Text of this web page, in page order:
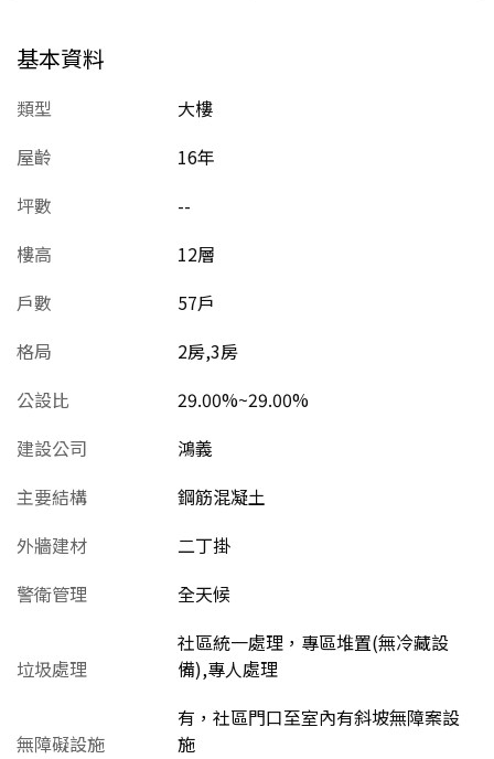
基本資料
類型
大樓
屋齡
16年
坪數
--
樓高
12層
戶數
57戶
格局
2房,3房
公設比
29.00%~29.00%
建設公司
鴻義
主要結構
鋼筋混凝土
外牆建材
二丁掛
警衛管理
全天候
垃圾處理
社區統一處理，專區堆置(無冷藏設
備),專人處理
無障礙設施
有，社區門口至室內有斜坡無障案設
施